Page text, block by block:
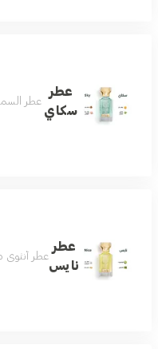
عطر
سكاي
عطر
عطر
نايس
عطر أنثوي